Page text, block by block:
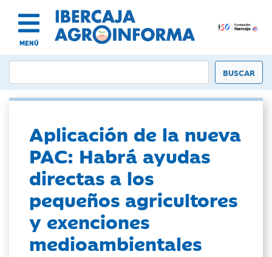
MENÚ
Aplicación de la nueva
PAC: Habrá ayudas
directas a los
pequeños agricultores
y exenciones
medioambientales